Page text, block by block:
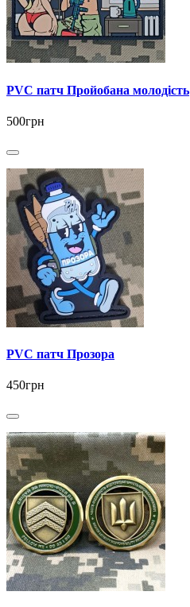
PVC патч Пройобана молодість
500грн
PVC патч Прозора
450грн